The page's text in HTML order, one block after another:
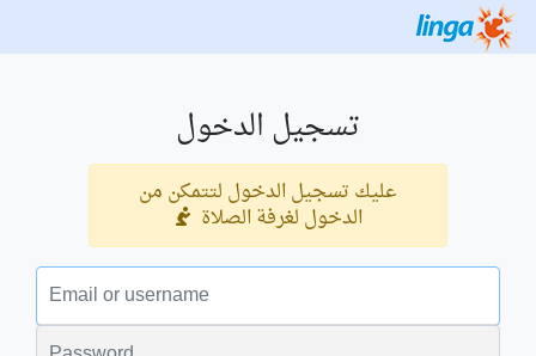
تسجيل الدخول
عليك تسجيل الدخول لتتمكن من
الدخول لغرفة الصلاة
البريد الالكتروني
الكلمة السرية